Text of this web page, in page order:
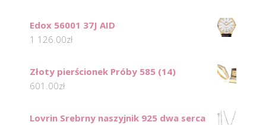
Edox 56001 37J AID
1 126.00zł
Złoty pierścionek Próby 585 (14)
601.00zł
Lovrin Srebrny naszyjnik 925 dwa serca